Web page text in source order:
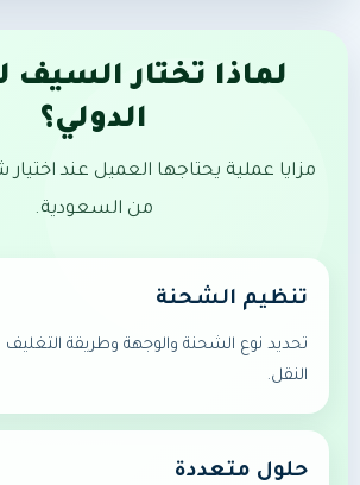
لماذا تختار
الدولي؟
مزايا عملية يحتاجها العميل عند
من السعودية.
تنظيم الشحنة
تحديد نوع الشحنة والوجهة وطريقة التغليف
النقل.
حلول متعددة